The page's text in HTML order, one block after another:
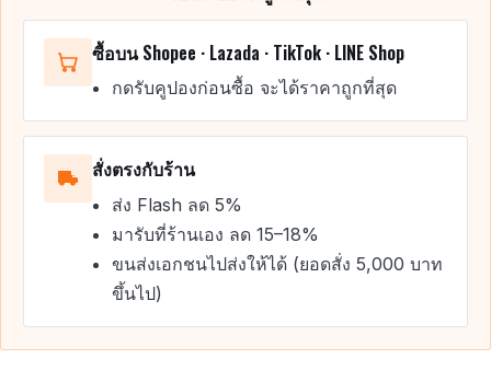
ซื้อบน Shopee · Lazada · TikTok · LINE Shop
กดรับคูปองก่อนซื้อ จะได้ราคาถูกที่สุด
สั่งตรงกับร้าน
ส่ง Flash ลด 5%
มารับที่ร้านเอง ลด 15–18%
ขนส่งเอกชนไปส่งให้ได้ (ยอดสั่ง 5,000 บาท
ขึ้นไป)